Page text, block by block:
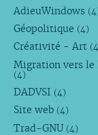
AdieuWindows
Géopolitique (4)
Créativité - Art
Migration vers le
(4)
DADVSI (4)
Site web (4)
Trad-GNU (4)